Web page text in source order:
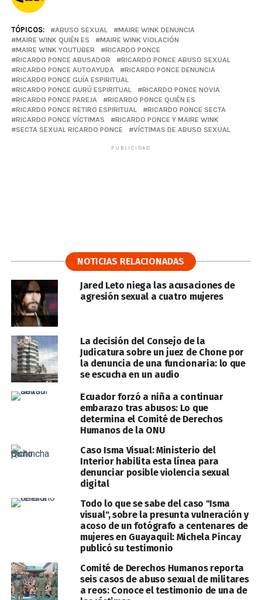
TÓPICOS: ABUSO SEXUAL
MAIRE WINK DENUNCIA
MAIRE WINK QUIÉN ES
MAIRE WINK VIOLACIÓN
MAIRE WINK YOUTUBER
RICARDO PONCE
RICARDO PONCE ABUSADOR
RICARDO PONCE ABUSO SEXUAL
RICARDO PONCE AUTOAYUDA
RICARDO PONCE DENUNCIA
RICARDO PONCE GUÍA ESPIRITUAL
RICARDO PONCE GURÚ ESPIRITUAL
RICARDO PONCE NOVIA
RICARDO PONCE PAREJA
RICARDO PONCE QUIÉN ES
RICARDO PONCE RETIRO ESPIRITUAL
RICARDO PONCE SECTA
RICARDO PONCE VÍCTIMAS
RICARDO PONCE Y MAIRE WINK
SECTA SEXUAL RICARDO PONCE
VÍCTIMAS DE ABUSO SEXUAL
PUBLICIDAD
NOTICIAS RELACIONADAS
Jared Leto niega las acusaciones de
agresión sexual a cuatro mujeres
La decisión del Consejo de la
Judicatura sobre un juez de Chone por
la denuncia de una funcionaria: lo que
se escucha en un audio
Ecuador forzó a niña a continuar
embarazo tras abusos: Lo que
determina el Comité de Derechos
Humanos de la ONU
Caso Isma Visual: Ministerio del
Interior habilita esta línea para
denunciar posible violencia sexual
digital
Todo lo que se sabe del caso "Isma
visual", sobre la presunta vulneración y
acoso de un fotógrafo a centenares de
mujeres en Guayaquil: Michela Pincay
publicó su testimonio
Comité de Derechos Humanos reporta
seis casos de abuso sexual de militares
a reos: Conoce el testimonio de una de